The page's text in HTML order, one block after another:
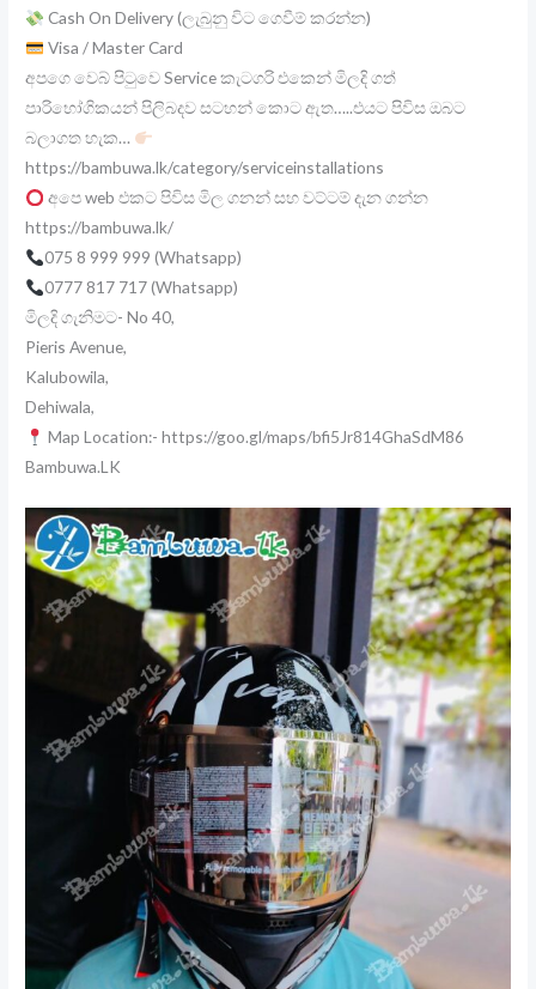
Cash On Delivery (ලැබුනු විට ගෙවීම් කරන්න)
Visa / Master Card
අපගෙ වෙබ් පිටුවෙ Service කැටගරි එකෙන් මිලදි ගත්
පාරිභෝගිකයන් පිලිබදව සටහන් කොට ඇත…..එයට පිවිස ඔබට
බලාගත හැක…
https://bambuwa.lk/category/serviceinstallations
අපෙ web එකට පිවිස මිල ගනන් සහ වට්ටම් දැන ගන්න
https://bambuwa.lk/
075 8 999 999 (Whatsapp)
0777 817 717 (Whatsapp)
මිලදි ගැනිමට- No 40,
Pieris Avenue,
Kalubowila,
Dehiwala,
Map Location:- https://goo.gl/maps/bfi5Jr814GhaSdM86
Bambuwa.LK